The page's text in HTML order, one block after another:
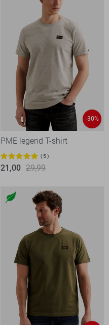
-30%
PME legend T-shirt
5
21,00 29,99